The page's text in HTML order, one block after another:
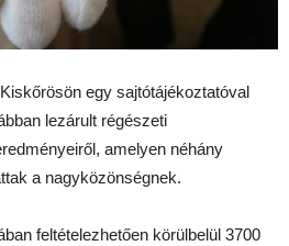
egy sajtótájékoztatóval
lezárult régészeti
amelyen néhány
a nagyközönségnek.
feltételezhetően körülbelül 3700